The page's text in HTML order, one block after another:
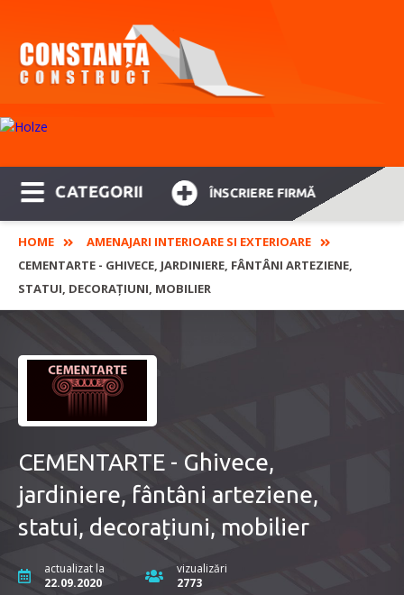
CATEGORII ÎNSCRIERE FIRMĂ
HOME
AMENAJARI INTERIOARE SI EXTERIOARE
CEMENTARTE - GHIVECE, JARDINIERE, FÂNTÂNI ARTEZIENE,
STATUI, DECORAȚIUNI, MOBILIER
CEMENTARTE - Ghivece,
jardiniere, fântâni arteziene,
statui, decorațiuni, mobilier
actualizat la
22.09.2020
vizualizări
2773